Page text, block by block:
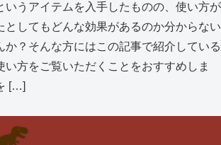
いうアイテムを入手したものの、使い方が
としてもどんな効果があるのか分からない
か？そんな方にはこの記事で紹介している
い方をご覧いただくことをおすすめしま
[…]